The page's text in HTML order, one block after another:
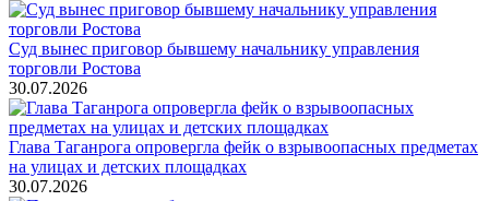
Суд вынес приговор бывшему начальнику управления
торговли Ростова
30.07.2026
Глава Таганрога опровергла фейк о взрывоопасных предметах
на улицах и детских площадках
30.07.2026